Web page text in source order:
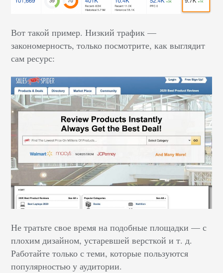
Вот такой пример. Низкий трафик —
закономерность, только посмотрите, как выглядит
сам ресурс:
Не тратьте свое время на подобные площадки — с
плохим дизайном, устаревшей версткой и т. д.
Работайте только с теми, которые пользуются
популярностью у аудитории.